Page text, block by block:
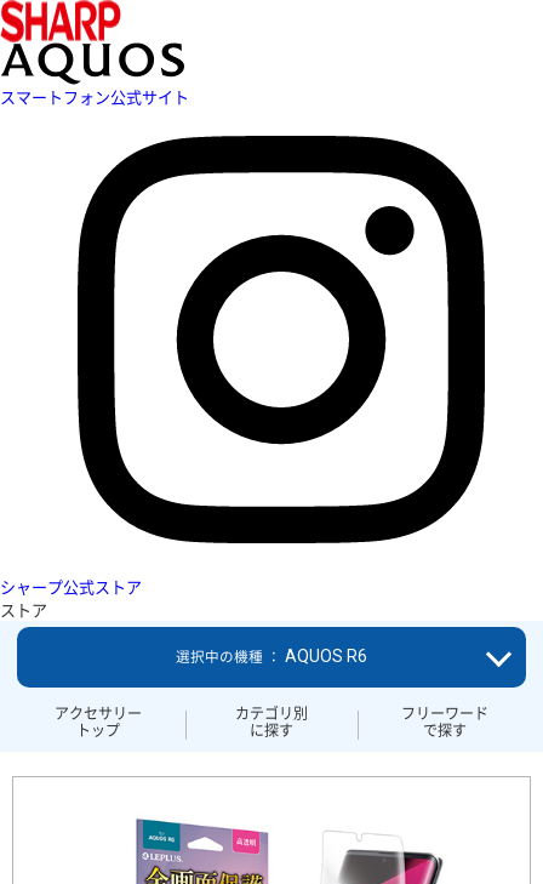
スマートフォン公式サイト
シャープ公式ストア
ストア
アクセサリー
トップ
カテゴリ別
に探す
フリーワード
で探す
選択中の機種 ： AQUOS R6